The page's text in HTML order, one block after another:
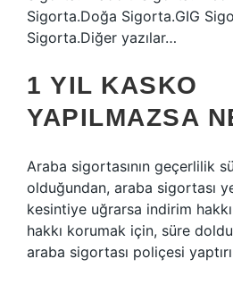
Sigorta.Doğa Sigorta.GIG
Sigorta.Diğer yazılar…
1 YIL KASKO
YAPILMAZSA
Araba sigortasının geçerlilik
olduğundan, araba sigortası
kesintiye uğrarsa indirim
hakkı korumak için, süre
araba sigortası poliçesi